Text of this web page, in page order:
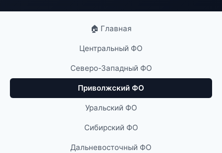
🏠 Главная
Центральный ФО
Северо-Западный ФО
Приволжский ФО
Уральский ФО
Сибирский ФО
Дальневосточный ФО